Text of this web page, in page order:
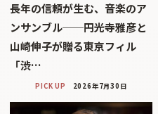
長年の信頼が生む、音楽のア
ンサンブル──円光寺雅彦と
山崎伸子が贈る東京フィル
「渋…
PICK UP 2026年7月30日